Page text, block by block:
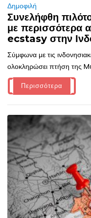
Δημοφιλή
Συνελήφθη
με περισσότερα
ecstasy στην
Σύμφωνα με τις
ολοκληρώσει πτήση της
Περισσότερα